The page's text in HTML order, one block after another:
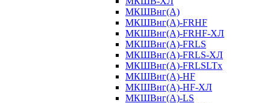
МКШВнг(А)
МКШВнг(А)-FRHF
МКШВнг(А)-FRHF-ХЛ
МКШВнг(А)-FRLS
МКШВнг(А)-FRLS-ХЛ
МКШВнг(А)-FRLSLTx
МКШВнг(А)-HF
МКШВнг(А)-HF-ХЛ
МКШВнг(А)-LS